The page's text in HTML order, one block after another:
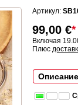
Артикул:
99,00 €*
Включая
Плюс